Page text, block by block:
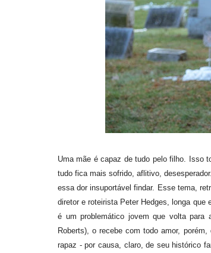
Uma mãe é capaz de tudo pelo filho. Isso
tudo fica mais sofrido, aflitivo,
essa dor insuportável findar. Esse tema,
diretor e roteirista Peter Hedges, longa
é um problemático jovem que volta
Roberts), o recebe com todo amor,
rapaz - por causa, claro, de seu histórico